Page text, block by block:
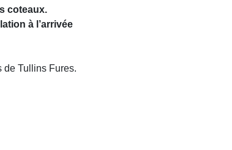
coteaux.
à l’arrivée
de Tullins Fures.